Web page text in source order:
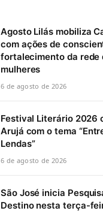
Agosto Lilás mobiliza
com ações de
fortalecimento da rede
mulheres
6 de agosto de 2026
Festival Literário 2026
Arujá com o tema
Lendas”
6 de agosto de 2026
São José inicia
Destino nesta terça-